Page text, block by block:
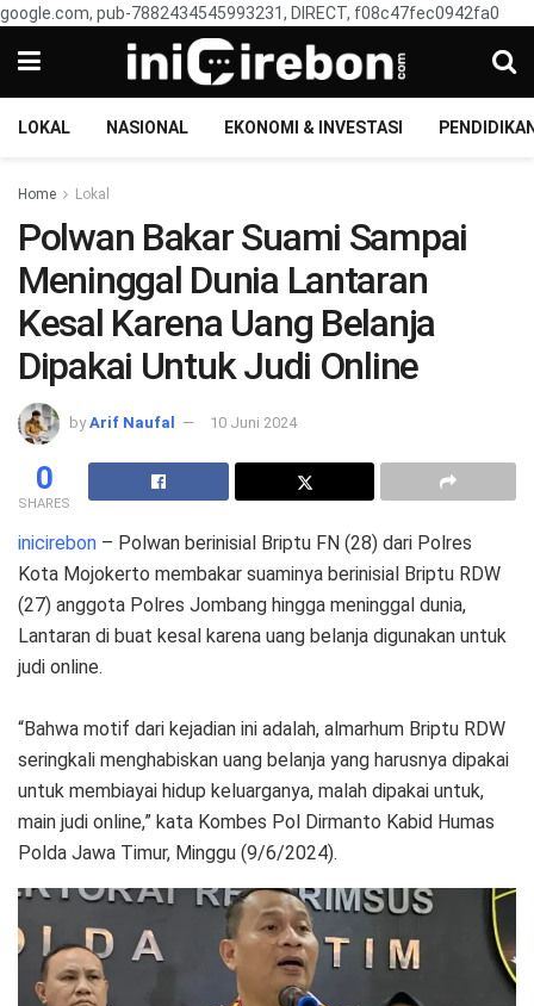
google.com, pub-7882434545993231, DIRECT, f08c47fec0942fa0
LOKAL NASIONAL EKONOMI & INVESTASI
Home Lokal
Polwan Bakar Suami Sampai
Meninggal Dunia Lantaran
Kesal Karena Uang Belanja
Dipakai Untuk Judi Online
by Arif Naufal 10 Juni 2024
0
SHARES
inicirebon – Polwan berinisial Briptu FN (28) dari Polres
Kota Mojokerto membakar suaminya berinisial Briptu RDW
(27) anggota Polres Jombang hingga meninggal dunia,
Lantaran di buat kesal karena uang belanja digunakan untuk
judi online.
“Bahwa motif dari kejadian ini adalah, almarhum Briptu RDW
seringkali menghabiskan uang belanja yang harusnya dipakai
untuk membiayai hidup keluarganya, malah dipakai untuk,
main judi online,” kata Kombes Pol Dirmanto Kabid Humas
Polda Jawa Timur, Minggu (9/6/2024).